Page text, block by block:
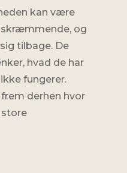
kan være
og
tilbage. De
hvad de har
fungerer.
derhen hvor
store